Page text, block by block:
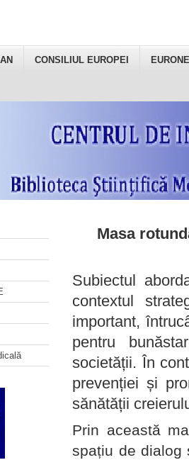
CONSILIUL EUROPEI
Masa
Subiectul
contextul
important,
pentru
societății. În
prevenției și
sănătății
Prin această
spațiu de dialog